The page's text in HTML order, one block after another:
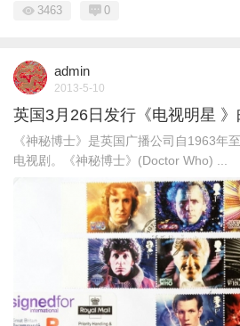
3463 0
admin
2013-5-10
英国3月26日发行《电视明星
《神秘博士》是英国广播公司自1963年
电视剧。《神秘博士》(Doctor Who) ...